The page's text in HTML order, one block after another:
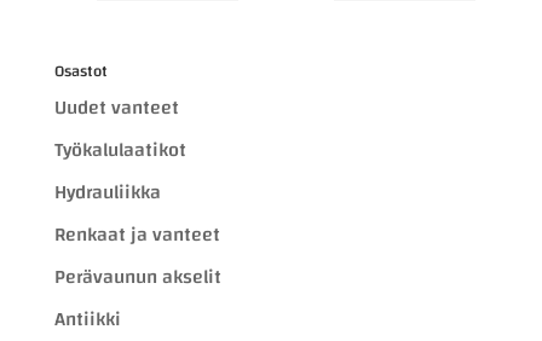
Osastot
Uudet vanteet
Työkalulaatikot
Hydrauliikka
Renkaat ja vanteet
Perävaunun akselit
Antiikki